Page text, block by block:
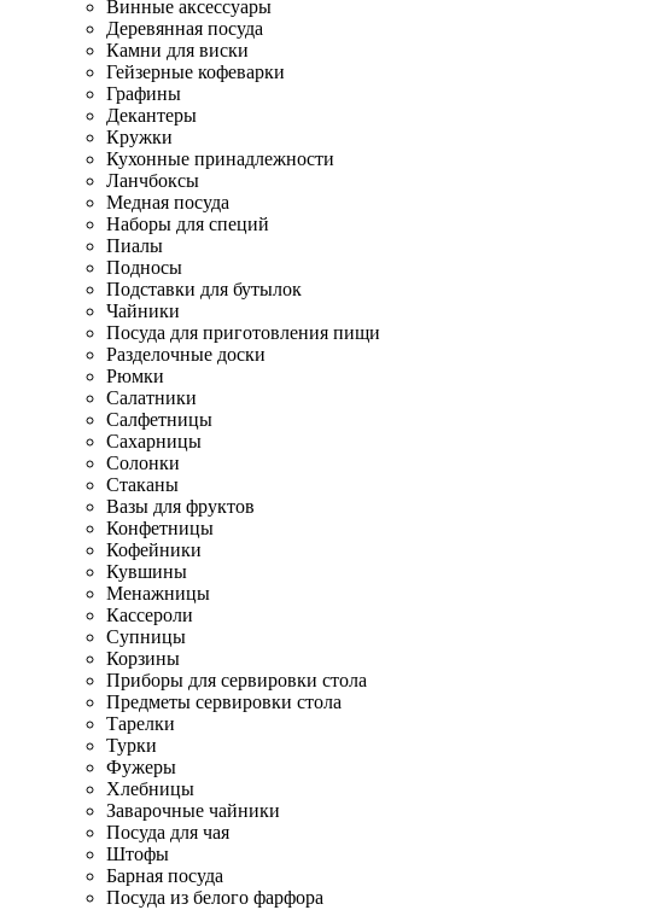
Винные аксессуары
Деревянная посуда
Камни для виски
Гейзерные кофеварки
Графины
Декантеры
Кружки
Кухонные принадлежности
Ланчбоксы
Медная посуда
Наборы для специй
Пиалы
Подносы
Подставки для бутылок
Чайники
Посуда для приготовления пищи
Разделочные доски
Рюмки
Салатники
Салфетницы
Сахарницы
Солонки
Стаканы
Вазы для фруктов
Конфетницы
Кофейники
Кувшины
Менажницы
Кассероли
Супницы
Корзины
Приборы для сервировки стола
Предметы сервировки стола
Тарелки
Турки
Фужеры
Хлебницы
Заварочные чайники
Посуда для чая
Штофы
Барная посуда
Посуда из белого фарфора